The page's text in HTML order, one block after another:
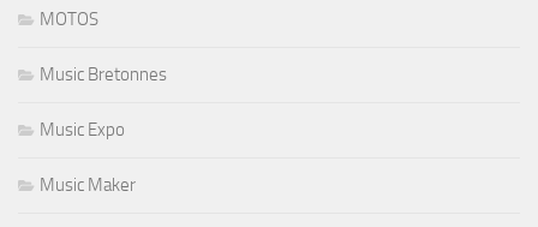
MOTOS
Music Bretonnes
Music Expo
Music Maker